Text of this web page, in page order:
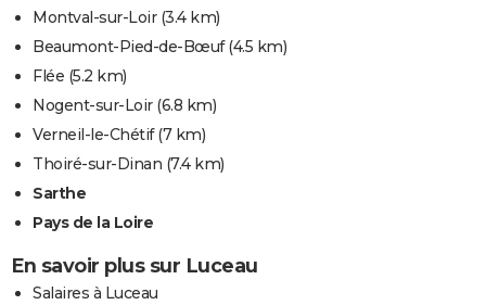
Montval-sur-Loir(3.4 km)
Beaumont-Pied-de-Bœuf(4.5 km)
Flée (5.2 km)
Nogent-sur-Loir(6.8 km)
Verneil-le-Chétif(7 km)
Thoiré-sur-Dinan (7.4 km)
Sarthe
Pays de la Loire
En savoir plus sur Luceau
Salaires à Luceau